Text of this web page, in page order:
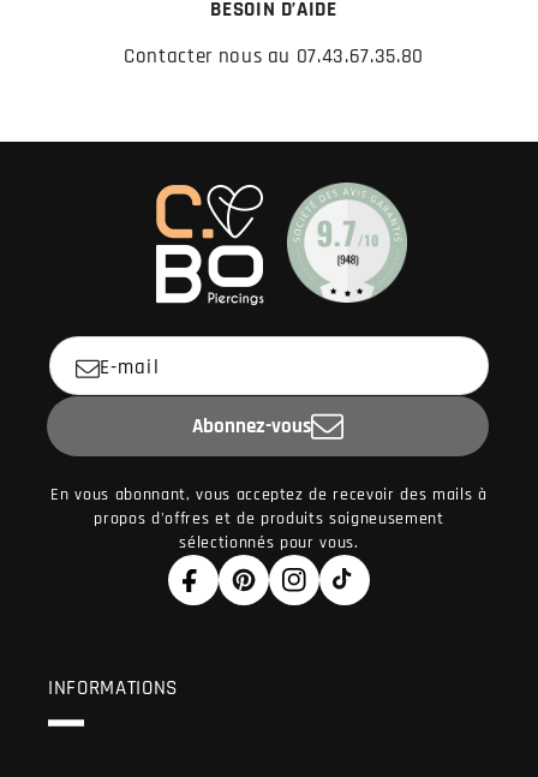
BESOIN D’AIDE
Contacter nous au 07.43.67.35.80
E-mail
Abonnez-vous
En vous abonnant, vous acceptez de recevoir des mails à
propos d'offres et de produits soigneusement
sélectionnés pour vous.
FacebookPinterestInstagram
TikTok
INFORMATIONS